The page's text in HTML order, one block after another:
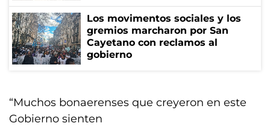
Los movimentos sociales y los
gremios marcharon por San
Cayetano con reclamos al
gobierno
“Muchos bonaerenses que creyeron en este
Gobierno sienten